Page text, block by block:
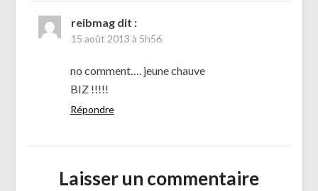
reibmag dit :
15 août 2013 à 5h56
no comment…. jeune chauve
BIZ !!!!!
Répondre
Laisser un commentaire